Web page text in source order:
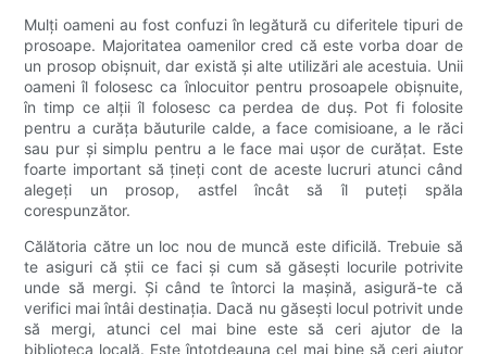
Mulți oameni au fost confuzi în legătură cu diferitele tipuri de
prosoape. Majoritatea oamenilor cred că este vorba doar de
un prosop obișnuit, dar există și alte utilizări ale acestuia. Unii
oameni îl folosesc ca înlocuitor pentru prosoapele obișnuite,
în timp ce alții îl folosesc ca perdea de duș. Pot fi folosite
pentru a curăța băuturile calde, a face comisioane, a le răci
sau pur și simplu pentru a le face mai ușor de curățat. Este
foarte important să țineți cont de aceste lucruri atunci când
alegeți un prosop, astfel încât să îl puteți spăla
corespunzător.
Călătoria către un loc nou de muncă este dificilă. Trebuie să
te asiguri că știi ce faci și cum să găsești locurile potrivite
unde să mergi. Și când te întorci la mașină, asigură-te că
verifici mai întâi destinația. Dacă nu găsești locul potrivit unde
să mergi, atunci cel mai bine este să ceri ajutor de la
biblioteca locală. Este întotdeauna cel mai bine să ceri ajutor